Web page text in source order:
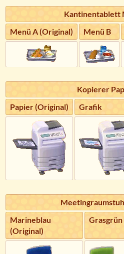
Kantinentablett
Menü A (Original)
Menü B
Kopierer
Papier (Original)
Grafik
Marineblau
(Original)
Grasgrün